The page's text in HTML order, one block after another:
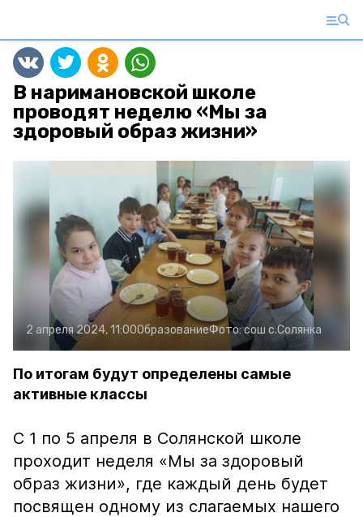
В наримановской школе
проводят неделю «Мы за
здоровый образ жизни»
2 апреля 2024, 11:00ОбразованиеФото:сош с.Солянка
По итогам будут определены самые
активные классы
С 1 по 5 апреля в Солянской школе
проходит неделя «Мы за здоровый
образ жизни», где каждый день будет
посвящен одному из слагаемых нашего